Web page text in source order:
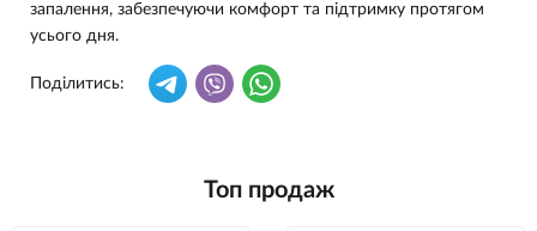
запалення, забезпечуючи комфорт та підтримку протягом
усього дня.
Поділитись:
Топ продаж